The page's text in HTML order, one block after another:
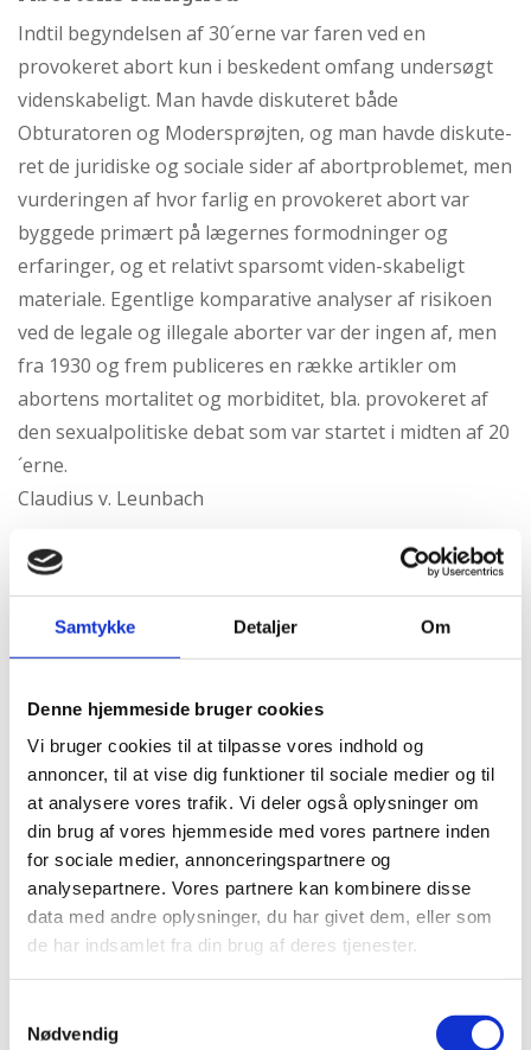
Samtykke Detaljer Om
Denne hjemmeside bruger cookies
Vi bruger cookies til at tilpasse vores indhold og
annoncer, til at vise dig funktioner til sociale medier og til
at analysere vores trafik. Vi deler også oplysninger om
din brug af vores hjemmeside med vores partnere inden
for sociale medier, annonceringspartnere og
analysepartnere. Vores partnere kan kombinere disse
data med andre oplysninger, du har givet dem, eller som
de har indsamlet fra din brug af deres tjenester.
Nødvendig
Indtil begyndelsen af 30´erne var faren ved en
provokeret abort kun i beskedent omfang undersøgt
videnskabeligt. Man havde diskuteret både
Obturatoren og Modersprøjten, og man havde diskute-
ret de juridiske og sociale sider af abortproblemet, men
vurderingen af hvor farlig en provokeret abort var
byggede primært på lægernes formodninger og
erfaringer, og et relativt sparsomt viden-skabeligt
materiale. Egentlige komparative analyser af risikoen
ved de legale og illegale aborter var der ingen af, men
fra 1930 og frem publiceres en række artikler om
abortens mortalitet og morbiditet, bla. provokeret af
den sexualpolitiske debat som var startet i midten af 20
´erne.
Claudius v. Leunbach
I 1932 blev den kendte og omdiskuterede
sexualreformator, Jonathan Leunbach, anmeldt til
Sundhedsstyrelsen af overlæge Marius Claudius for at
have foretaget en “slet udført abortus provocatus”.
som henvendte sig til Claudius og beklagede sig over
forholdene på læge Leunbachs klinik. Efter at have
undersøgt kvinden, indlagde Claudius hende på stedet
og anmeldte som nævnt sagen. Men
Sundhedsstyrelsen var ikke de eneste Claudius
betroede sig til. Både avisernes og Ugeskrift for Læger
´s læsere blev indviet i den tvivl han nærede vedrørende
Leunbach´s metoder og faglige dygtighed, som i mindst
to tilfælde skulle have kostet en kvinde livet, og
Claudius antydede endog at Leunbach bevidst og